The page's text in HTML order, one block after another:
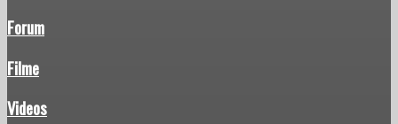
Forum
Filme
Videos